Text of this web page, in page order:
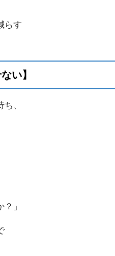
らす
い】
、
」